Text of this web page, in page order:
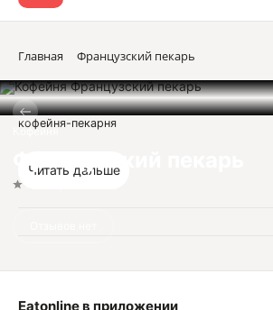
Вход / регистрация
Главная Французский пекарь
Кофейня
Французский пекарь
кофейня-пекарня
Читать дальше
Eatonline в приложении